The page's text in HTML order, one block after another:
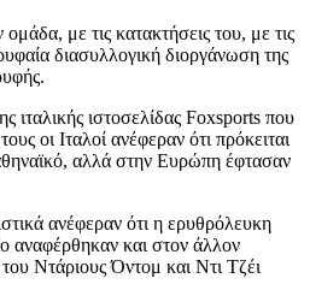
με τις κατακτήσεις του, με τις
διασυλλογική διοργάνωση της
ιταλικής ιστοσελίδας Foxsports που
οι Ιταλοί ανέφεραν ότι πρόκειται
αλλά στην Ευρώπη έφτασαν
ανέφεραν ότι η ερυθρόλευκη
αναφέρθηκαν και στον άλλον
Ντάριους Όντομ και Ντι Τζέι